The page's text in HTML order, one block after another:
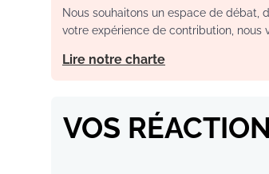
Nous souhaitons un espace de débat,
votre expérience de contribution, nous
Lire notre charte
VOS